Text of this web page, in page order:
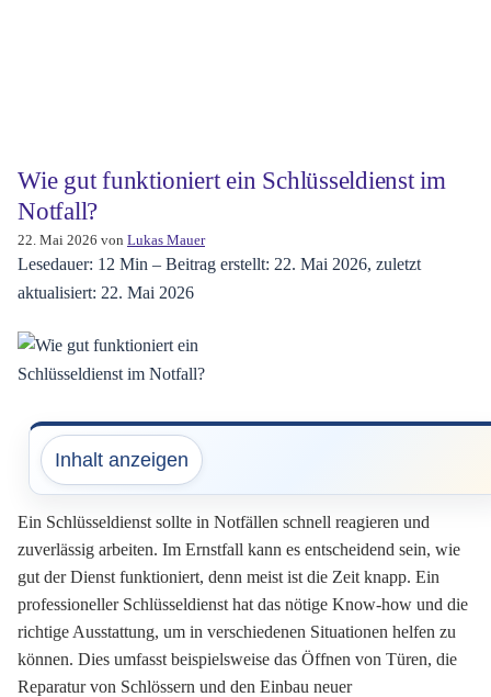
Wie gut funktioniert ein Schlüsseldienst im
Notfall?
22. Mai 2026 von Lukas Mauer
Lesedauer: 12 Min – Beitrag erstellt: 22. Mai 2026, zuletzt
aktualisiert: 22. Mai 2026
Inhalt anzeigen
Ein Schlüsseldienst sollte in Notfällen schnell reagieren und
zuverlässig arbeiten. Im Ernstfall kann es entscheidend sein, wie
gut der Dienst funktioniert, denn meist ist die Zeit knapp. Ein
professioneller Schlüsseldienst hat das nötige Know-how und die
richtige Ausstattung, um in verschiedenen Situationen helfen zu
können. Dies umfasst beispielsweise das Öffnen von Türen, die
Reparatur von Schlössern und den Einbau neuer